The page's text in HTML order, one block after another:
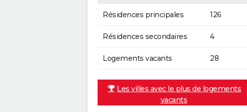
Résidences principales 126
Résidences secondaires 4
Logements vacants 28
Les villes avec le plus de logements
vacants